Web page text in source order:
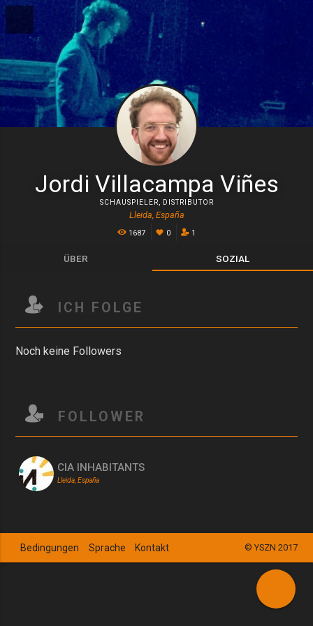
Jordi Villacampa Viñes
SCHAUSPIELER DISTRIBUTOR
Lleida, España
1687 0 1
ÜBER SOZIAL
ICH FOLGE
Noch keine Followers
FOLLOWER
CIA INHABITANTS
Lleida, España
© YSZN 2017
Bedingungen Sprache Kontakt